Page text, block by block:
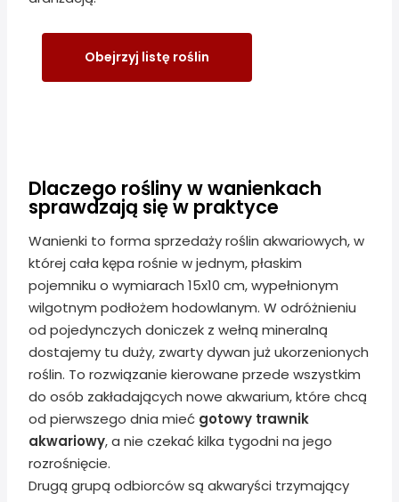
Obejrzyj listę roślin
Dlaczego rośliny w wanienkach
sprawdzają się w praktyce
Wanienki to forma sprzedaży roślin akwariowych, w
której cała kępa rośnie w jednym, płaskim
pojemniku o wymiarach 15x10 cm, wypełnionym
wilgotnym podłożem hodowlanym. W odróżnieniu
od pojedynczych doniczek z wełną mineralną
dostajemy tu duży, zwarty dywan już ukorzenionych
roślin. To rozwiązanie kierowane przede wszystkim
do osób zakładających nowe akwarium, które chcą
od pierwszego dnia mieć gotowy trawnik
akwariowy, a nie czekać kilka tygodni na jego
rozrośnięcie.
Drugą grupą odbiorców są akwaryści trzymający